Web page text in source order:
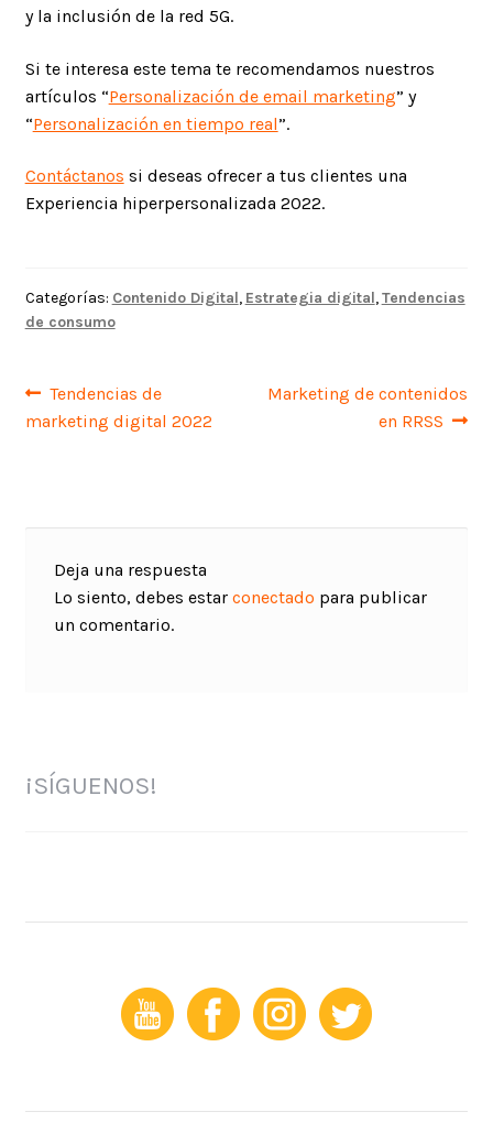
y la inclusión de la red 5G.
Si te interesa este tema te recomendamos nuestros
artículos “Personalización de email marketing” y
“Personalización en tiempo real”.
Contáctanos si deseas ofrecer a tus clientes una
Experiencia hiperpersonalizada 2022.
Categorías: Contenido Digital, Estrategia digital,Tendencias
de consumo
Navegación
de
Anterior:
Tendencias de
marketing digital 2022
Siguiente:
Marketing de contenidos
en RRSS
Deja una respuesta
Lo siento, debes estar conectado para publicar
un comentario.
¡SÍGUENOS!